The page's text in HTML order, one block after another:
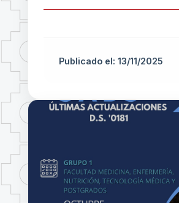
Publicado el: 13/11/2025